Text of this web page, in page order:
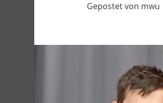
Gepostet von mwu